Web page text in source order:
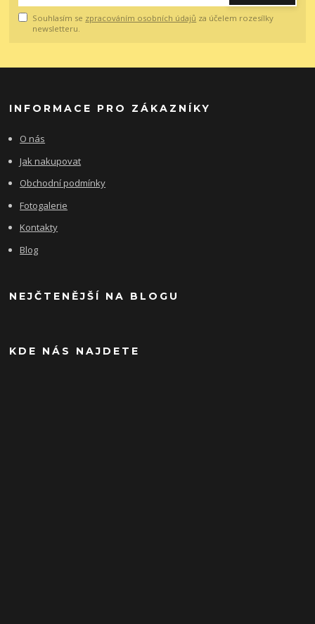
Souhlasím se zpracováním osobních údajů za účelem rozesílky
newsletteru.
INFORMACE PRO ZÁKAZNÍKY
O nás
Jak nakupovat
Obchodní podmínky
Fotogalerie
Kontakty
Blog
NEJČTENĚJŠÍ NA BLOGU
KDE NÁS NAJDETE